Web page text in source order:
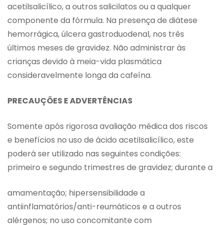
acetilsalicílico, a outros salicilatos ou a qualquer
componente da fórmula. Na presença de diátese
hemorrágica, úlcera gastroduodenal, nos três
últimos meses de gravidez. Não administrar às
crianças devido à meia-vida plasmática
consideravelmente longa da cafeína.
PRECAUÇÕES E ADVERTÊNCIAS
Somente após rigorosa avaliação médica dos riscos
e benefícios no uso de ácido acetilsalicílico, este
poderá ser utilizado nas seguintes condições:
primeiro e segundo trimestres de gravidez; durante a
amamentação; hipersensibilidade a
antiinflamatórios/anti-reumáticos e a outros
alérgenos; no uso concomitante com